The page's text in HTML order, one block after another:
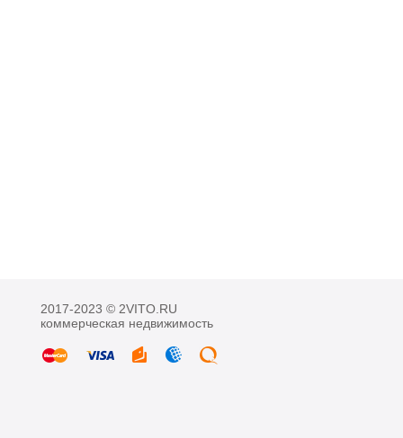
2017-2023 © 2VITO.RU
коммерческая недвижимость